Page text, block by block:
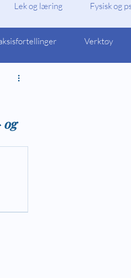
Lek og læring Fysisk og
Verktøy
og